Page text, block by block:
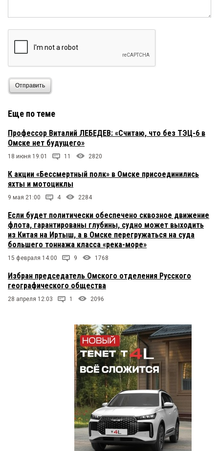
Отправить
Еще по теме
Профессор Виталий ЛЕБЕДЕВ: «Считаю, что без ТЭЦ-6 в
Омске нет будущего»
18 июня 19:01 11 2820
К акции «Бессмертный полк» в Омске присоединились
яхты и мотоциклы
9 мая 21:00 4 2284
Если будет политически обеспечено сквозное движение
флота, гарантированы глубины, судно может выходить
из Китая на Иртыш, а в Омске перегружаться на суда
большего тоннажа класса «река-море»
15 февраля 14:00 9 1768
Избран председатель Омского отделения Русского
географического общества
28 апреля 12:03 1 2096